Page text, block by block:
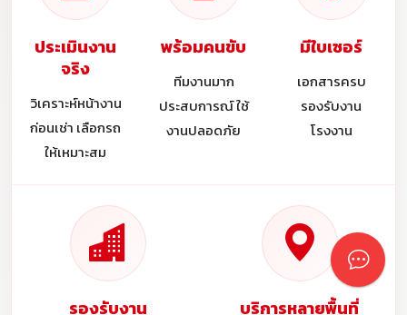
ประเมินงาน
จริง
วิเคราะห์หน้างาน
ก่อนเช่า เลือกรถ
ให้เหมาะสม
พร้อมคนขับ
ทีมงานมาก
ประสบการณ์ ใช้
งานปลอดภัย
มีใบเซอร์
เอกสารครบ
รองรับงาน
โรงงาน
รองรับงาน บริการหลายพื้นที่